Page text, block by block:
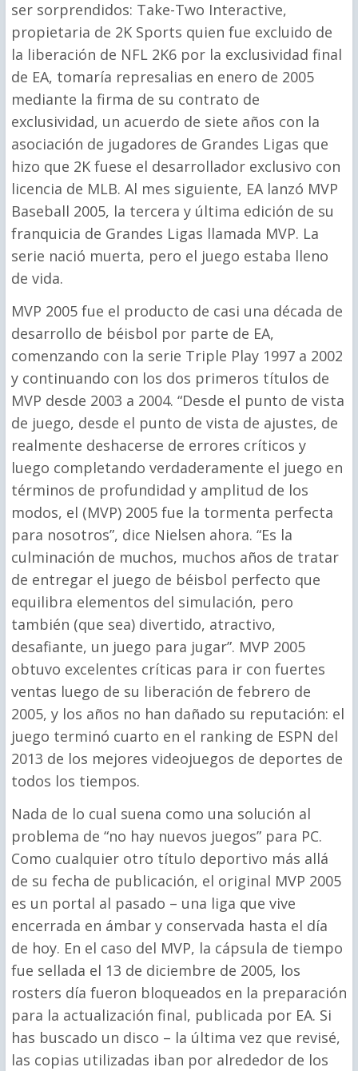
ser sorprendidos: Take-Two Interactive,
propietaria de 2K Sports quien fue excluido de
la liberación de NFL 2K6 por la exclusividad final
de EA, tomaría represalias en enero de 2005
mediante la firma de su contrato de
exclusividad, un acuerdo de siete años con la
asociación de jugadores de Grandes Ligas que
hizo que 2K fuese el desarrollador exclusivo con
licencia de MLB. Al mes siguiente, EA lanzó MVP
Baseball 2005, la tercera y última edición de su
franquicia de Grandes Ligas llamada MVP. La
serie nació muerta, pero el juego estaba lleno
de vida.
MVP 2005 fue el producto de casi una década de
desarrollo de béisbol por parte de EA,
comenzando con la serie Triple Play 1997 a 2002
y continuando con los dos primeros títulos de
MVP desde 2003 a 2004. “Desde el punto de vista
de juego, desde el punto de vista de ajustes, de
realmente deshacerse de errores críticos y
luego completando verdaderamente el juego en
términos de profundidad y amplitud de los
modos, el (MVP) 2005 fue la tormenta perfecta
para nosotros”, dice Nielsen ahora. “Es la
culminación de muchos, muchos años de tratar
de entregar el juego de béisbol perfecto que
equilibra elementos del simulación, pero
también (que sea) divertido, atractivo,
desafiante, un juego para jugar”. MVP 2005
obtuvo excelentes críticas para ir con fuertes
ventas luego de su liberación de febrero de
2005, y los años no han dañado su reputación: el
juego terminó cuarto en el ranking de ESPN del
2013 de los mejores videojuegos de deportes de
todos los tiempos.
Nada de lo cual suena como una solución al
problema de “no hay nuevos juegos” para PC.
Como cualquier otro título deportivo más allá
de su fecha de publicación, el original MVP 2005
es un portal al pasado – una liga que vive
encerrada en ámbar y conservada hasta el día
de hoy. En el caso del MVP, la cápsula de tiempo
fue sellada el 13 de diciembre de 2005, los
rosters día fueron bloqueados en la preparación
para la actualización final, publicada por EA. Si
has buscado un disco – la última vez que revisé,
las copias utilizadas iban por alrededor de los